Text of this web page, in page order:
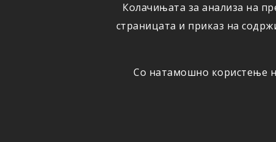
Колачињата за анализа на
страницата и приказ на
Со натамошно користење